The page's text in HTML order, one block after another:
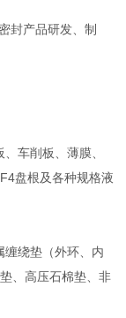
封产品研发、制
车削板、薄膜、
盘根及各种规格液
绕垫（外环、内
、高压石棉垫、非